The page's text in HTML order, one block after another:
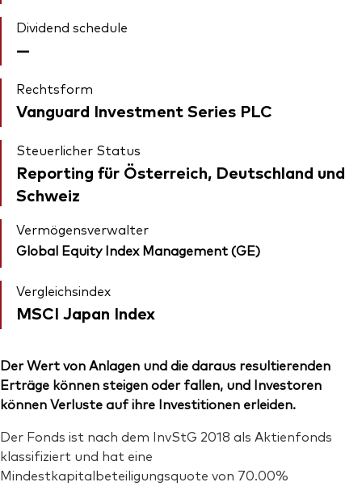
Dividend schedule
—
Rechtsform
Vanguard Investment Series PLC
Steuerlicher Status
Reporting für Österreich, Deutschland und
Schweiz
Vermögensverwalter
Global Equity Index Management (GE)
Vergleichsindex
MSCI Japan Index
Der Wert von Anlagen und die daraus resultierenden
Erträge können steigen oder fallen, und Investoren
können Verluste auf ihre Investitionen erleiden.
Der Fonds ist nach dem InvStG 2018 als Aktienfonds
klassifiziert und hat eine
Mindestkapitalbeteiligungsquote von 70.00%